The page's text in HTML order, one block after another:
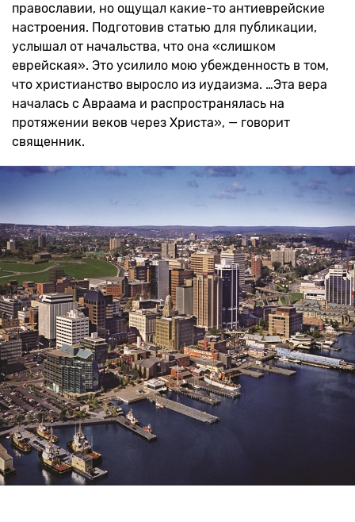
православии, но ощущал какие-то антиеврейские
настроения. Подготовив статью для публикации,
услышал от начальства, что она «слишком
еврейская». Это усилило мою убежденность в том,
что христианство выросло из иудаизма. …Эта вера
началась с Авраама и распространялась на
протяжении веков через Христа», — говорит
священник.